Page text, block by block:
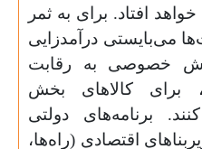
افتاد. برای به ثمر
می‌بایستی درآمدزایی
خصوصی به رقابت
برای کالاهای بخش
برنامه‌های دولتی
اقتصادی (راه‌ها،